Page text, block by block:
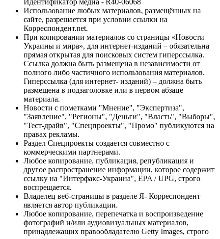
Использование любых материалов, размещённых на
сайте, разрешается при условии ссылки на
Корреспондент.net.
При копировании материалов со страницы «Новости
Украины и мира», для интернет-изданий – обязательна
прямая открытая для поисковых систем гиперссылка.
Ссылка должна быть размещена в независимости от
полного либо частичного использования материалов.
Гиперссылка (для интернет- изданий) – должна быть
размещена в подзаголовке или в первом абзаце
материала.
Новости с пометками "Мнение", "Экспертиза",
"Заявление", "Регионы", "Деньги", "Власть", "Выборы",
"Тест-драйв", "Спецпроекты", "Промо" публикуются на
правах рекламы.
Раздел Спецпроекты создается совместно с
коммерческими партнерами.
Любое копирование, публикация, републикация и
другое распространение информации, которое содержит
ссылку на "Интерфакс-Украина", EPA / UPG, строго
воспрещается.
Владелец веб-страницы в разделе Я- Корреспондент
является автор публикации.
Любое копирование, перепечатка и воспроизведение
фотографий и/или аудиовизуальных материалов,
принадлежащих правообладателю Getty Images, строго